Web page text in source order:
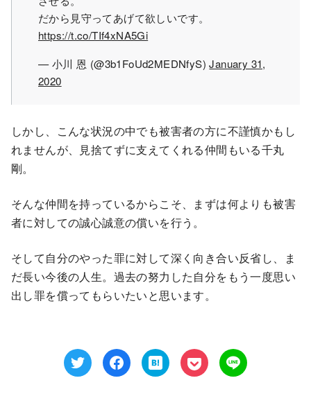
だから見守ってあげて欲しいです。
https://t.co/TIf4xNA5Gi
— 小川 恩 (@3b1FoUd2MEDNfyS)January 31,
2020
しかし、こんな状況の中でも被害者の方に不謹慎かもし
れませんが、見捨てずに支えてくれる仲間もいる千丸
剛。
そんな仲間を持っているからこそ、まずは何よりも被害
者に対しての誠心誠意の償いを行う。
そして自分のやった罪に対して深く向き合い反省し、ま
だ長い今後の人生。過去の努力した自分をもう一度思い
出し罪を償ってもらいたいと思います。